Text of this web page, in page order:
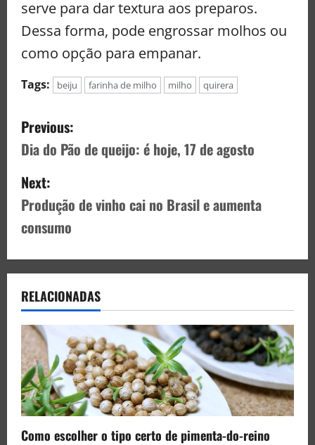
serve para dar textura aos preparos.
Dessa forma, pode engrossar molhos ou
como opção para empanar.
Tags: beiju farinha de milho milho quirera
Previous:
Dia do Pão de queijo: é hoje, 17 de agosto
Next:
Produção de vinho cai no Brasil e aumenta
consumo
RELACIONADAS
Como escolher o tipo certo de pimenta-do-reino